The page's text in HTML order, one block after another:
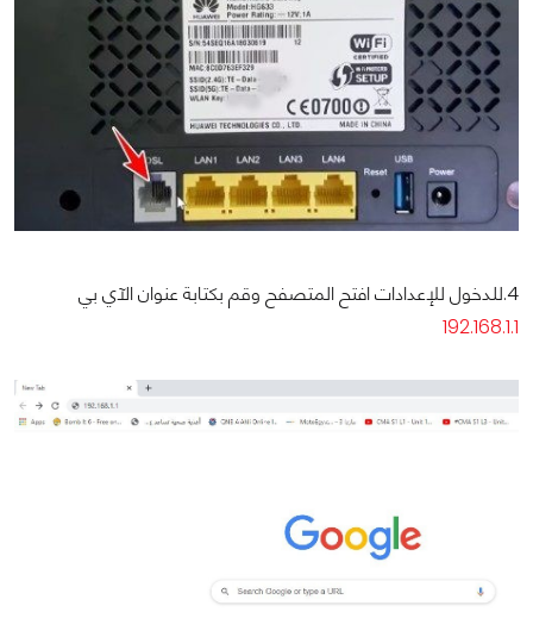
4.للدخول للإعدادات افتح المتصفح وقم بكتابة عنوان الآي بي
192.168.1.1